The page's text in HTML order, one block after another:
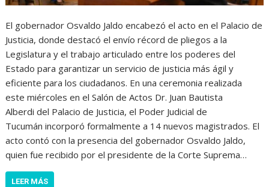
El gobernador Osvaldo Jaldo encabezó el acto en el Palacio de
Justicia, donde destacó el envío récord de pliegos a la
Legislatura y el trabajo articulado entre los poderes del
Estado para garantizar un servicio de justicia más ágil y
eficiente para los ciudadanos. En una ceremonia realizada
este miércoles en el Salón de Actos Dr. Juan Bautista
Alberdi del Palacio de Justicia, el Poder Judicial de
Tucumán incorporó formalmente a 14 nuevos magistrados. El
acto contó con la presencia del gobernador Osvaldo Jaldo,
quien fue recibido por el presidente de la Corte Suprema…
LEER MÁS